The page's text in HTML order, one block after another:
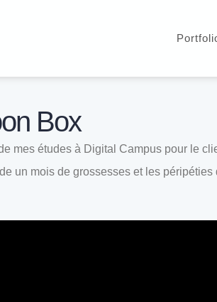
Box
mes études à Digital Campus pour le
un mois de grossesses et les